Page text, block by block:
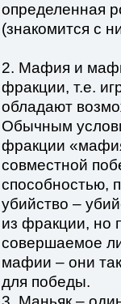
определенная
(знакомится с
2. Мафия и
фракции, т.е.
обладают
Обычным
фракции
совместной
способностью,
убийство –
из фракции, но
совершаемое
мафии – они
для победы.